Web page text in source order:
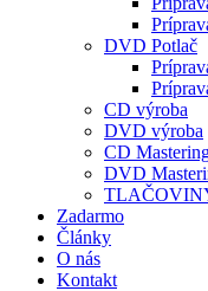
DVD Potlač
CD výroba
DVD výroba
CD
DVD
Zadarmo
Články
O nás
Kontakt